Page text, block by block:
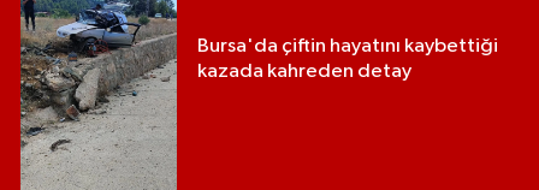
Bursa'da çiftin hayatını kaybettiği
kazada kahreden detay